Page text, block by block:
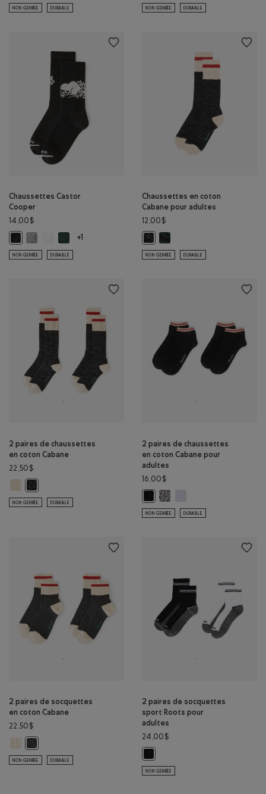
NON GENRÉE DURABLE NON GENRÉE DURABLE
Chaussettes Castor
Cooper
14,00$
Chaussettes Castor Cooper: NOIR Couleur
Chaussettes Castor Cooper: SEL ET POIVRE Couleur
Chaussettes Castor Cooper: BLANC Couleur
Chaussettes Castor Cooper: VARSITY VERT Couleur
+1
NON GENRÉE DURABLE
Chaussettes en coton
Cabane pour adultes
12,00$
Chaussettes en coton Cabane
Chaussettes en coton Cabane
NON GENRÉE DURABLE
2 paires de chaussettes
en coton Cabane
22,50$
2 paires de chaussettes en coton Cabane: MÉLANGE AVOINE Couleur
2 paires de chaussettes en coton Cabane: MÉLANGE NOIR Couleur
NON GENRÉE DURABLE
2 paires de chaussettes
en coton Cabane pour
adultes
16,00$
2 paires de chaussettes en coton
2 paires de chaussettes en
NON GENRÉE DURABLE
2 paires de socquettes
en coton Cabane
22,50$
2 paires de socquettes en coton Cabane: MÉLANGE AVOINE Couleur
2 paires de socquettes en coton Cabane: MÉLANGE NOIR Couleur
NON GENRÉE DURABLE
2 paires de socquettes
sport Roots pour
adultes
24,00$
NON GENRÉE